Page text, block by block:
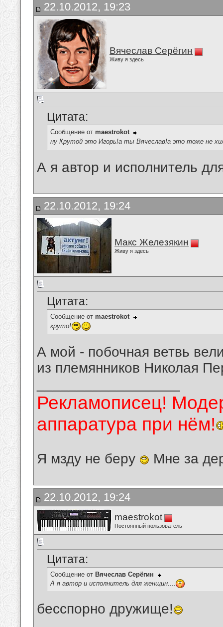
22.10.2012, 19:23
Вячеслав Серёгин
Живу я здесь
Цитата:
Сообщение от maestrokot
ну Крутой это Игорь!а ты Вячеслав!а это тоже не
А я автор и исполнитель
22.10.2012, 19:24
Макс Железякин
Живу я здесь
Цитата:
Сообщение от maestrokot
круто!
А мой - побочная ветвь
из племянников Николая
Рекламописец!
аппаратура при нём!
Я мзду не беру Мне за
22.10.2012, 19:24
maestrokot
Постоянный пользователь
Цитата:
Сообщение от Вячеслав Серёгин
А я автор и исполнитель для женщин....
бесспорно дружище!